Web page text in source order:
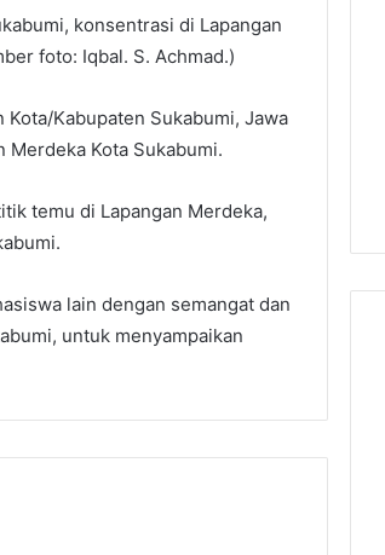
konsentrasi di Lapangan
foto: Iqbal. S. Achmad.)
Kabupaten Sukabumi, Jawa
Merdeka Kota Sukabumi.
temu di Lapangan Merdeka,
lain dengan semangat dan
untuk menyampaikan